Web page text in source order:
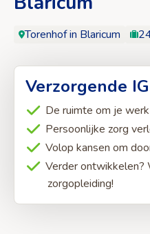
Torenhof in Blaricum
Verzorgende
De ruimte om je
Persoonlijke zorg
Volop kansen om
Verder ontwikkelen?
zorgopleiding!